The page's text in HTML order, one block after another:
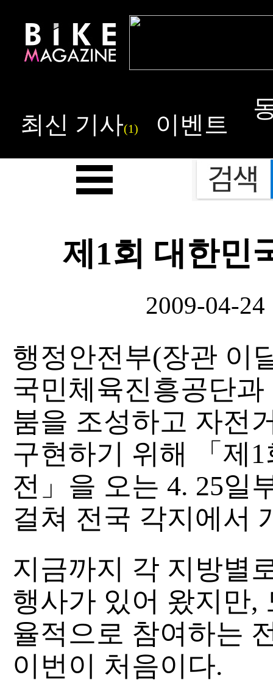
최신 기사(1) 이벤트
제1회 대한민
2009-04-24
행정안전부(장관 이
국민체육진흥공단
붐을 조성하고 자전
구현하기 위해 「제
전」을 오는 4. 25일
걸쳐 전국 각지에서
지금까지 각 지방별
행사가 있어 왔지만,
율적으로 참여하는
이번이 처음이다.